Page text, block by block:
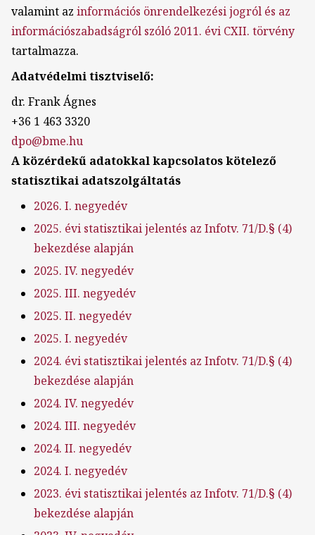
valamint az információs önrendelkezési jogról és az
információszabadságról szóló 2011. évi CXII. törvény
tartalmazza.
Adatvédelmi tisztviselő:
dr. Frank Ágnes
+36 1 463 3320
dpo@bme.hu
A közérdekű adatokkal kapcsolatos kötelező
statisztikai adatszolgáltatás
2026. I. negyedév
2025. évi statisztikai jelentés az Infotv. 71/D.§ (4)
bekezdése alapján
2025. IV. negyedév
2025. III. negyedév
2025. II. negyedév
2025. I. negyedév
2024. évi statisztikai jelentés az Infotv. 71/D.§ (4)
bekezdése alapján
2024. IV. negyedév
2024. III. negyedév
2024. II. negyedév
2024. I. negyedév
2023. évi statisztikai jelentés az Infotv. 71/D.§ (4)
bekezdése alapján